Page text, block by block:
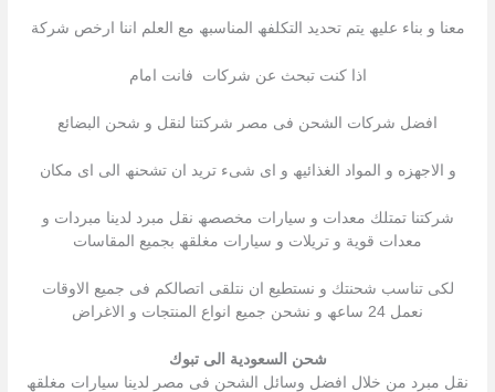
معنا و بناء علیھ یتم تحدید التكلفھ المناسبھ مع العلم اننا ارخص شركة
اذا كنت تبحث عن شركات فانت امام
افضل شركات الشحن فى مصر شركتنا لنقل و شحن البضائع
و الاجھزه و المواد الغذائیھ و اى شىء ترید ان تشحنھ الى اى مكان
شركتنا تمتلك معدات و سیارات مخصصھ نقل مبرد لدینا مبردات و
معدات قویة و تریلات و سیارات مغلقھ بجمیع المقاسات
لكى تناسب شحنتك و نستطیع ان نتلقى اتصالكم فى جمیع الاوقات
نعمل 24 ساعھ و نشحن جمیع انواع المنتجات و الاغراض
شحن السعودية الى تبوك
نقل مبرد من خلال افضل وسائل الشحن فى مصر لدینا سیارات مغلقھ